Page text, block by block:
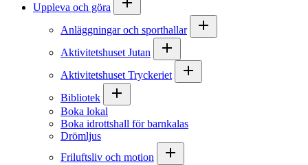
Uppleva och göra
Anläggningar och sporthallar
Aktivitetshuset Jutan
Aktivitetshuset Tryckeriet
Bibliotek
Boka lokal
Boka idrottshall för barnkalas
Drömljus
Friluftsliv och motion